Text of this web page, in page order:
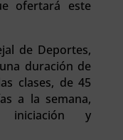
ofertará este
de Deportes,
duración de
clases, de 45
a la semana,
iniciación y